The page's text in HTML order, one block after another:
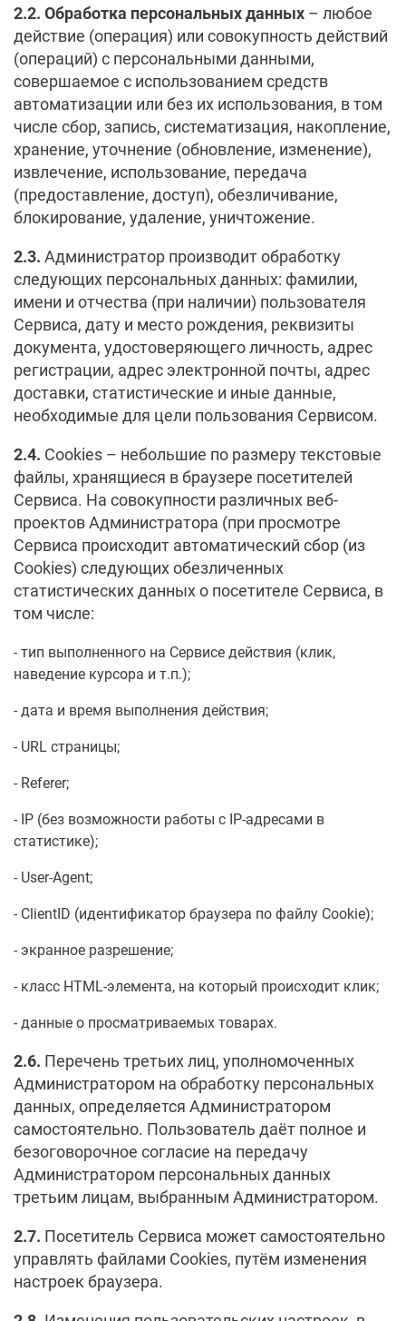
2.2. Обработка персональных данных – любое
действие (операция) или совокупность действий
(операций) с персональными данными,
совершаемое с использованием средств
автоматизации или без их использования, в том
числе сбор, запись, систематизация, накопление,
хранение, уточнение (обновление, изменение),
извлечение, использование, передача
(предоставление, доступ), обезличивание,
блокирование, удаление, уничтожение.
2.3. Администратор производит обработку
следующих персональных данных: фамилии,
имени и отчества (при наличии) пользователя
Сервиса, дату и место рождения, реквизиты
документа, удостоверяющего личность, адрес
регистрации, адрес электронной почты, адрес
доставки, статистические и иные данные,
необходимые для цели пользования Сервисом.
2.4. Cookies – небольшие по размеру текстовые
файлы, хранящиеся в браузере посетителей
Сервиса. На совокупности различных веб-
проектов Администратора (при просмотре
Сервиса происходит автоматический сбор (из
Cookies) следующих обезличенных
статистических данных о посетителе Сервиса, в
том числе:
тип выполненного на Сервисе действия (клик,
наведение курсора и т.п.);
дата и время выполнения действия;
URL страницы;
Referer;
IP (без возможности работы с IP-адресами в
статистике);
User-Agent;
ClientID (идентификатор браузера по файлу Cookie);
экранное разрешение;
класс HTML-элемента, на который происходит клик;
данные о просматриваемых товарах.
2.6. Перечень третьих лиц, уполномоченных
Администратором на обработку персональных
данных, определяется Администратором
самостоятельно. Пользователь даёт полное и
безоговорочное согласие на передачу
Администратором персональных данных
третьим лицам, выбранным Администратором.
2.7. Посетитель Сервиса может самостоятельно
управлять файлами Cookies, путём изменения
настроек браузера.